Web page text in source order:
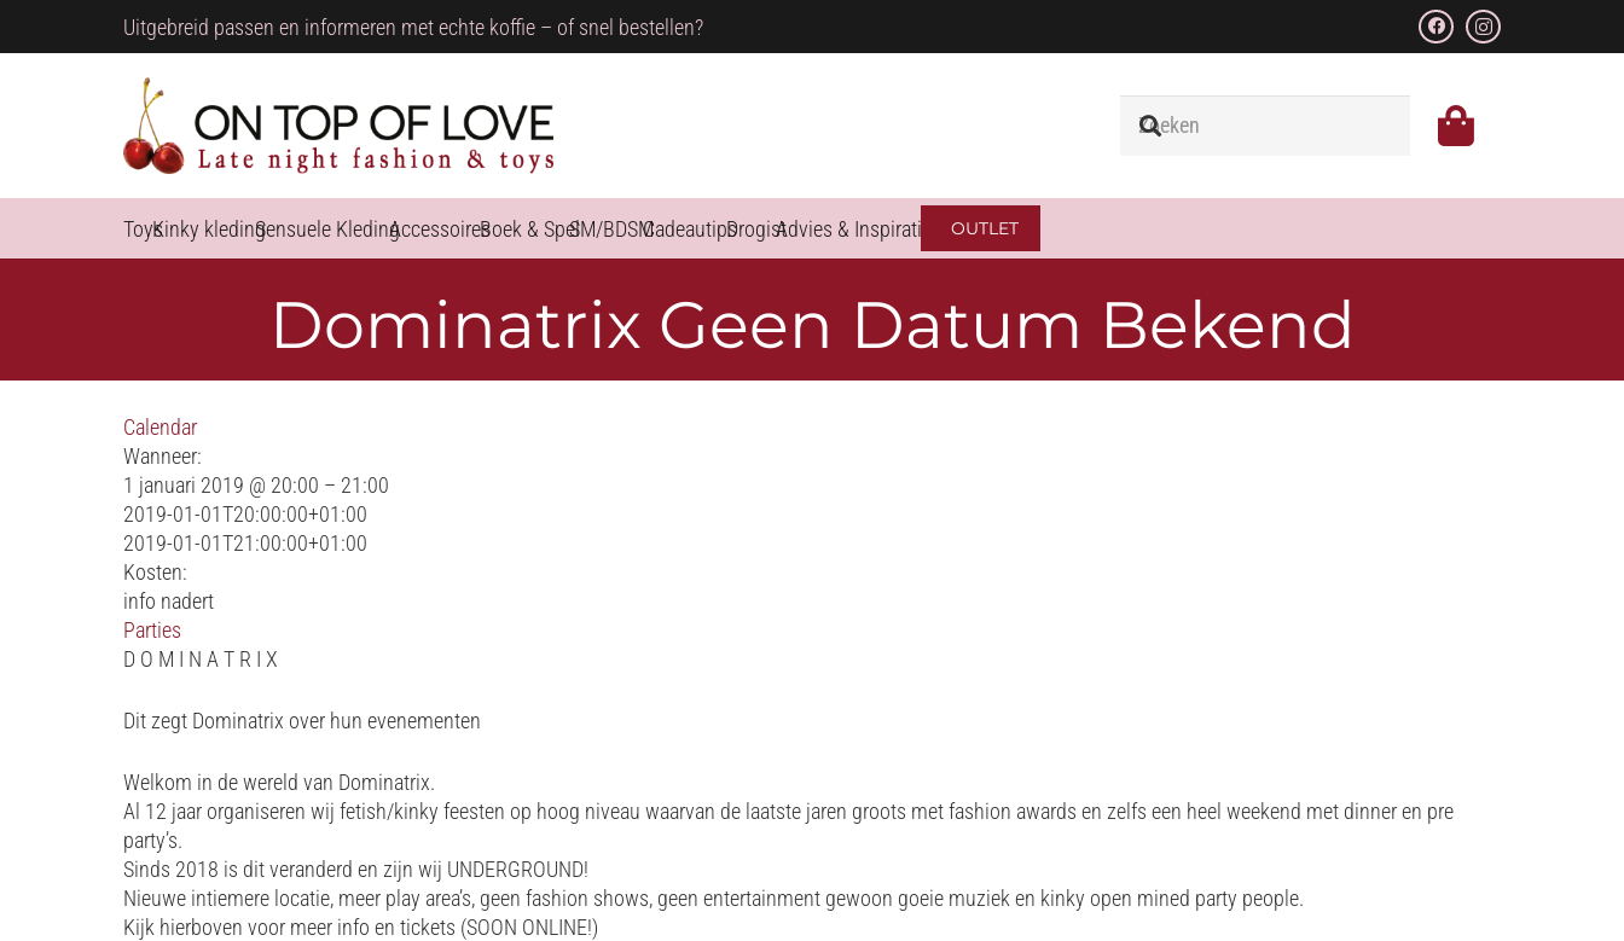
Uitgebreid passen en informeren met echte koffie – of snel bestellen?
ToysKinky kledingSensuele KledingAccessoiresBoek & SpelSM/BDSMCadeautipsDrogistAdvies & Inspiratie OUTLET
Dominatrix Geen Datum Bekend
Calendar
Wanneer:
1 januari 2019 @ 20:00 – 21:00
2019-01-01T20:00:00+01:00
2019-01-01T21:00:00+01:00
Kosten:
info nadert
Parties
D O M I N A T R I X
Dit zegt Dominatrix over hun evenementen
Welkom in de wereld van Dominatrix.
Al 12 jaar organiseren wij fetish/kinky feesten op hoog niveau waarvan de laatste jaren groots met fashion awards en zelfs een heel weekend met dinner en pre
party’s.
Sinds 2018 is dit veranderd en zijn wij UNDERGROUND!
Nieuwe intiemere locatie, meer play area’s, geen fashion shows, geen entertainment gewoon goeie muziek en kinky open mined party people.
Kijk hierboven voor meer info en tickets (SOON ONLINE!)